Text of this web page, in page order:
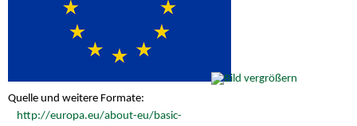
Quelle und weitere Formate:
http://europa.eu/about-eu/basic-